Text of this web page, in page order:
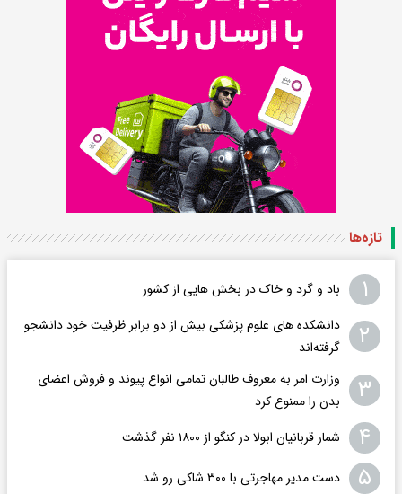
تازه‌ها
۱ باد و گرد و خاک در بخش هایی از کشور
۲
دانشکده های علوم پزشکی بیش از دو برابر ظرفیت خود دانشجو
گرفته‌اند
۳
وزارت امر به معروف طالبان تمامی انواع پیوند و فروش اعضای
بدن را ممنوع کرد
۴ شمار قربانیان ابولا در کنگو از ۱۸۰۰ نفر گذشت
۵ دست مدیر مهاجرتی با ۳۰۰ شاکی رو شد